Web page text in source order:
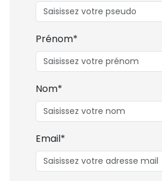
Prénom*
Nom*
Email*